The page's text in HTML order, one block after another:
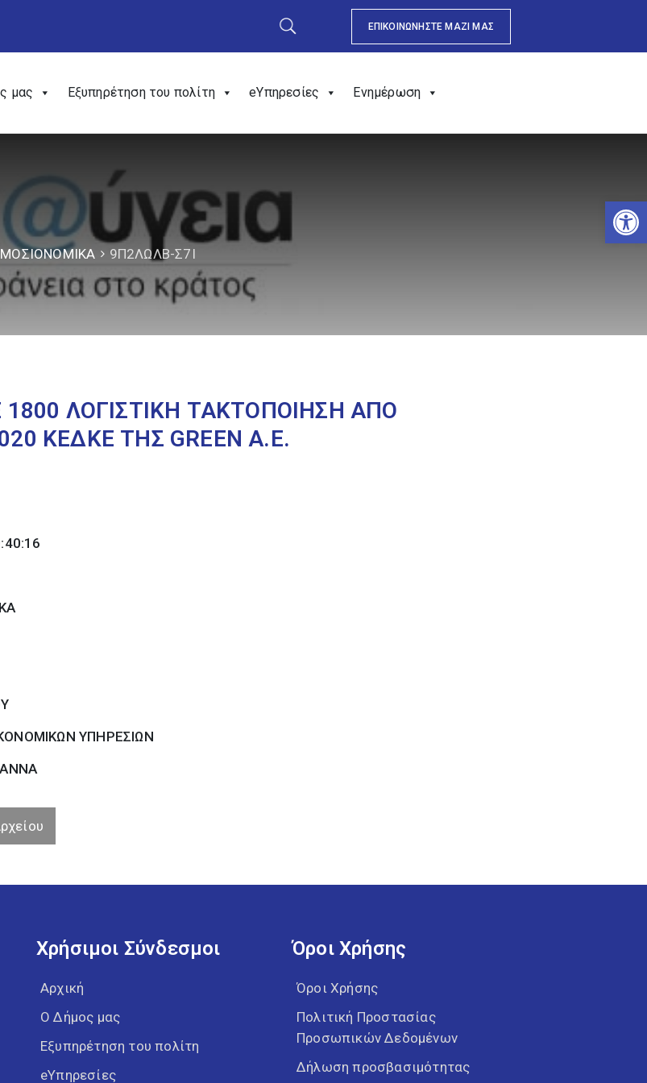
ΕΠΙΚΟΙΝΩΝΗΣΤΕ ΜΑΖΙ ΜΑΣ
μας Εξυπηρέτηση του πολίτη eΥπηρεσίες Ενημέρωση
9Π2ΛΩΛΒ-Σ7Ι
ΛΟΓΙΣΤΙΚΗ ΤΑΚΤΟΠΟΙΗΣΗ ΑΠΟ
ΚΕΔΚΕ ΤΗΣ GREEN Α.Ε.
ΥΠΗΡΕΣΙΩΝ
ΑΝΝΑ
Χρήσιμοι Σύνδεσμοι
Αρχική
Ο Δήμος μας
Εξυπηρέτηση του πολίτη
eΥπηρεσίες
Όροι Χρήσης
Όροι Χρήσης
Πολιτική Προστασίας
Προσωπικών Δεδομένων
Δήλωση προσβασιμότητας